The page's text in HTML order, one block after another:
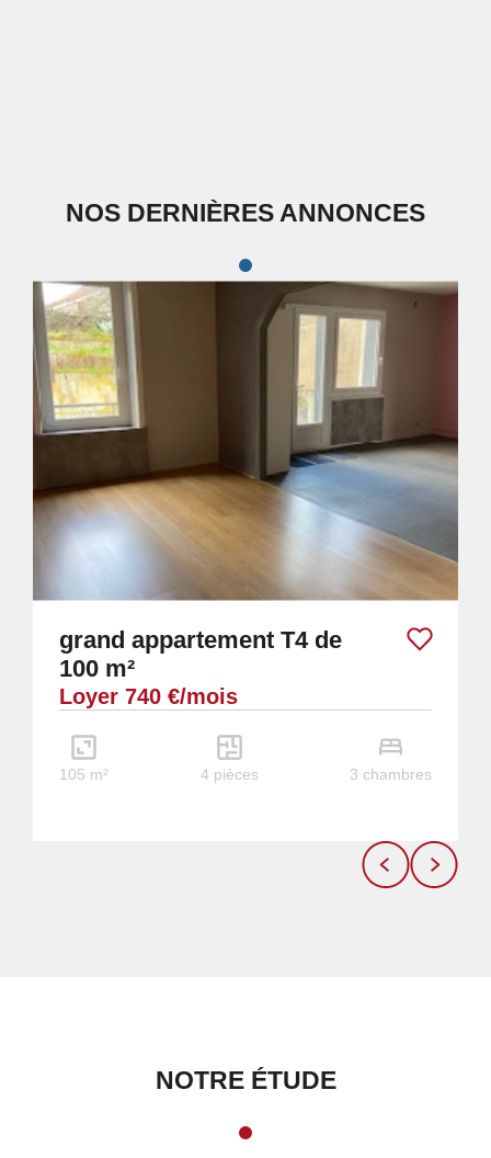
NOS DERNIÈRES ANNONCES
grand appartement T4 de
100 m²
Loyer 740 €/mois
105 m² 4 pièces 3 chambres
NOTRE ÉTUDE